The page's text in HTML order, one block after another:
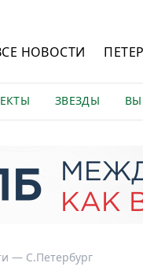
НОВОСТИ
ЗВЕЗДЫ
7831000027
— С.Петербург